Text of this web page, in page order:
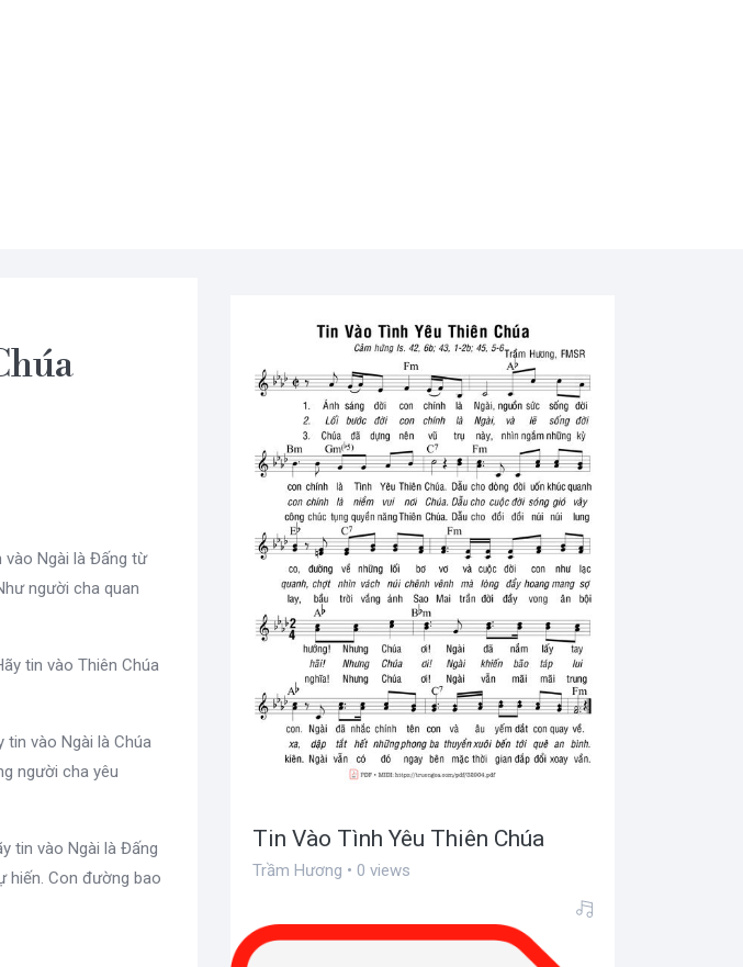
vào Ngài là Đấng từ
người cha quan
tin vào Thiên Chúa
tin vào Ngài là Chúa
người cha yêu
tin vào Ngài là Đấng
hiến. Con đường bao
Tin Vào Tình Yêu Thiên Chúa
Trầm Hương • 0 views